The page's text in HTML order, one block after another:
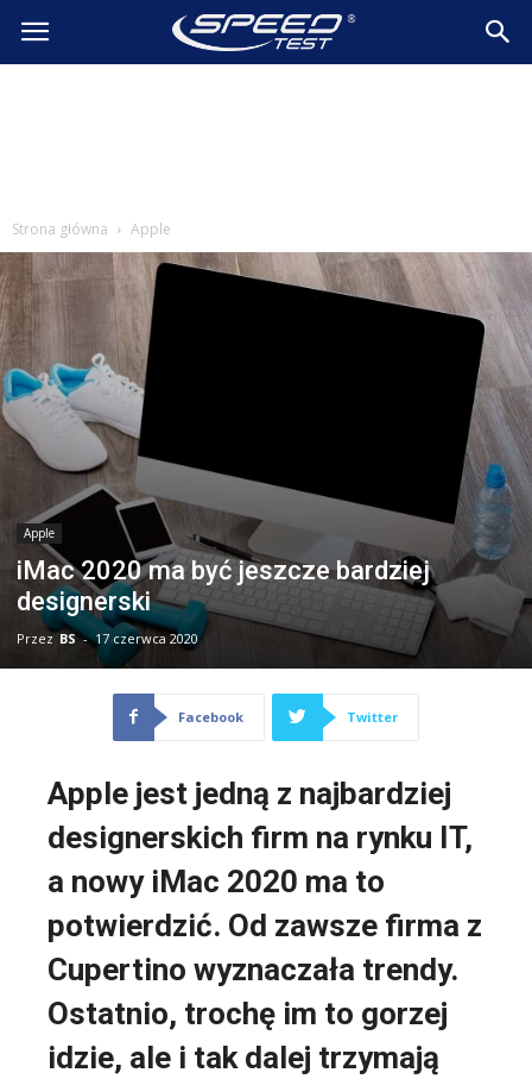
SpeedTest.pl
Strona główna Apple
Apple
iMac 2020 ma być jeszcze bardziej
designerski
Przez BS - 17 czerwca 2020
Facebook Twitter
Apple jest jedną z najbardziej
designerskich firm na rynku IT,
a nowy iMac 2020 ma to
potwierdzić. Od zawsze firma z
Cupertino wyznaczała trendy.
Ostatnio, trochę im to gorzej
idzie, ale i tak dalej trzymają